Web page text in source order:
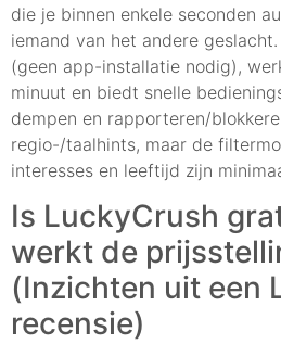
die je binnen enkele seconden
iemand van het andere
(geen app-installatie nodig),
minuut en biedt snelle
dempen en rapporteren/
regio-/taalhints, maar de
interesses en leeftijd zijn
Is LuckyCrush
werkt de
(Inzichten uit een
recensie)